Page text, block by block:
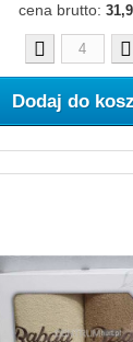
cena brutto:
Dodaj do